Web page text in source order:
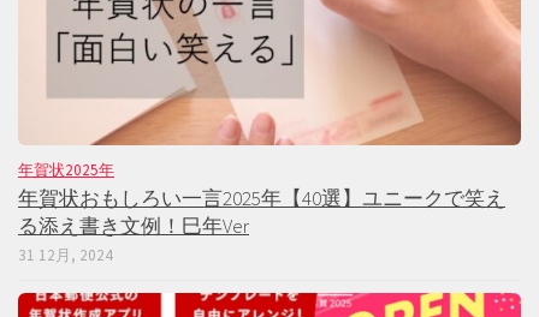
年賀状2025年
年賀状おもしろい一言2025年【40選】ユニークで笑え
る添え書き文例！巳年Ver
31 12月, 2024